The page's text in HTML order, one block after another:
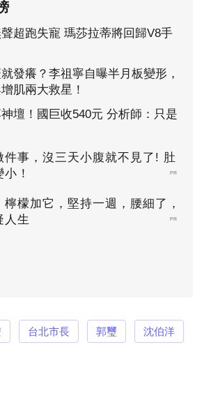
超跑失寵 瑪莎拉蒂將回歸V8手
發癢？李祖寧自曝半月板變形，
肌兩大救星！
壇！國巨收540元 分析師：只是
件事，沒三天小腹就不見了! 肚
！
PR
檬加它，堅持一週，腰細了，
人生
PR
台北市長 郭璽 沈伯洋